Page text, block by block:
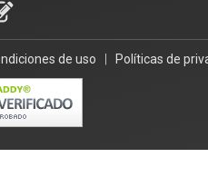
de uso Políticas de